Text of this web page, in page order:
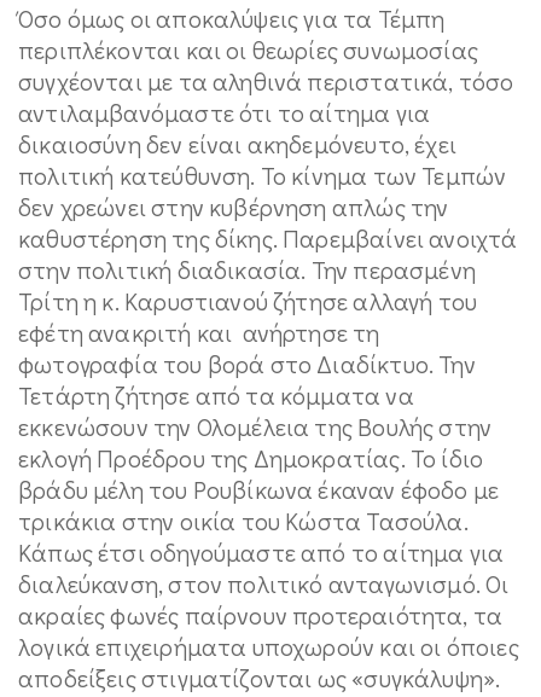
Όσο όμως οι αποκαλύψεις για τα Τέμπη
περιπλέκονται και οι θεωρίες συνωμοσίας
συγχέονται με τα αληθινά περιστατικά, τόσο
αντιλαμβανόμαστε ότι το αίτημα για
δικαιοσύνη δεν είναι ακηδεμόνευτο, έχει
πολιτική κατεύθυνση. Το κίνημα των Τεμπών
δεν χρεώνει στην κυβέρνηση απλώς την
καθυστέρηση της δίκης. Παρεμβαίνει ανοιχτά
στην πολιτική διαδικασία. Την περασμένη
Τρίτη η κ. Καρυστιανού ζήτησε αλλαγή του
εφέτη ανακριτή και ανήρτησε τη
φωτογραφία του βορά στο Διαδίκτυο. Την
Τετάρτη ζήτησε από τα κόμματα να
εκκενώσουν την Ολομέλεια της Βουλής στην
εκλογή Προέδρου της Δημοκρατίας. Το ίδιο
βράδυ μέλη του Ρουβίκωνα έκαναν έφοδο με
τρικάκια στην οικία του Κώστα Τασούλα.
Κάπως έτσι οδηγούμαστε από το αίτημα για
διαλεύκανση, στον πολιτικό ανταγωνισμό. Οι
ακραίες φωνές παίρνουν προτεραιότητα, τα
λογικά επιχειρήματα υποχωρούν και οι όποιες
αποδείξεις στιγματίζονται ως «συγκάλυψη».